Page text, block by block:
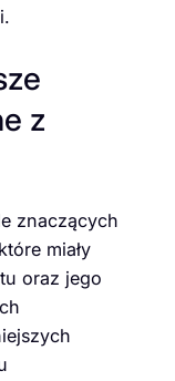
z
znaczących
miały
oraz jego